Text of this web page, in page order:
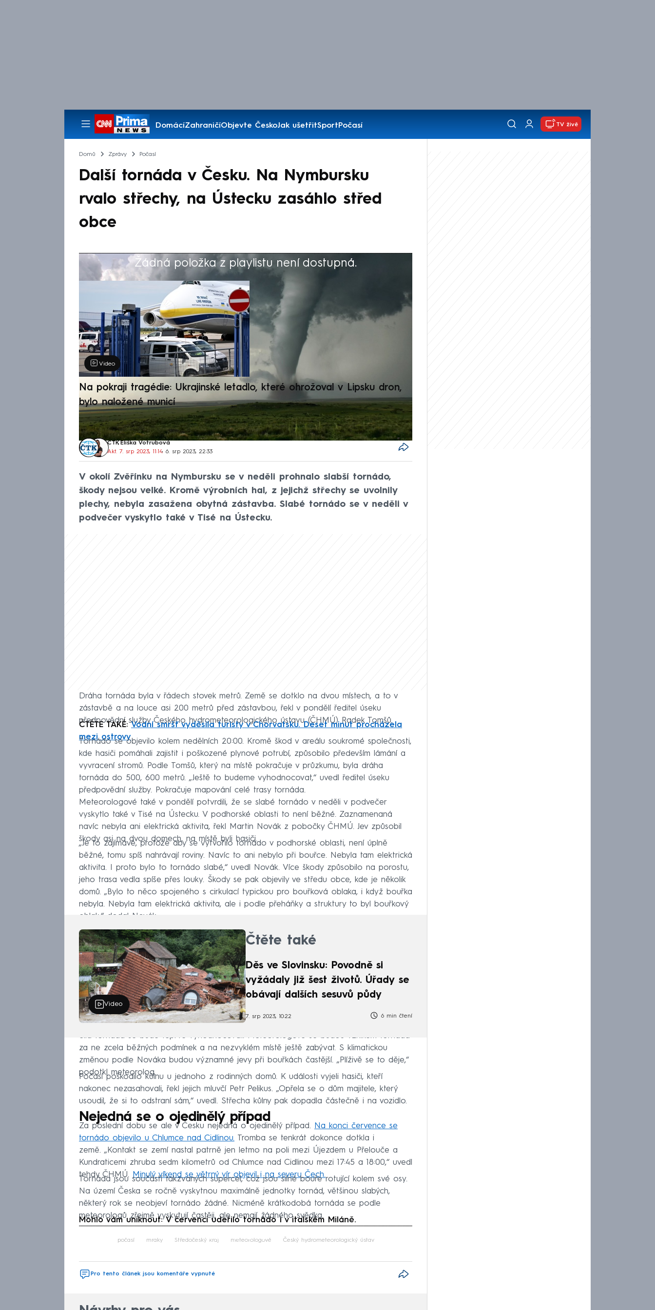
DomácíZahraničíObjevte ČeskoJak ušetřitSportPočasí
Pořady
TV živě
Domů Zprávy Počasí
Další tornáda v Česku. Na Nymbursku
rvalo střechy, na Ústecku zasáhlo střed
obce
Žádná položka z playlistu není dostupná.
Výběr redakce
Video
Na pokraji tragédie: Ukrajinské letadlo, které ohrožoval v Lipsku dron,
bylo naložené municí
ČTK, Eliška Votrubová
Akt. 7. srp 2023, 11:14• 6. srp 2023, 22:33
V okolí Zvěřínku na Nymbursku se v neděli prohnalo slabší tornádo,
škody nejsou velké. Kromě výrobních hal, z jejichž střechy se uvolnily
plechy, nebyla zasažena obytná zástavba. Slabé tornádo se v neděli v
podvečer vyskytlo také v Tisé na Ústecku.
Dráha tornáda byla v řádech stovek metrů. Země se dotklo na dvou místech, a to v
zástavbě a na louce asi 200 metrů před zástavbou, řekl v pondělí ředitel úseku
předpovědní služby Českého hydrometeorologického ústavu (ČHMÚ) Radek Tomšů.
ČTĚTE TAKÉ:Vodní smršť vyděsila turisty v Chorvatsku. Deset minut procházela
mezi ostrovy
Tornádo se objevilo kolem nedělních 20:00. Kromě škod v areálu soukromé společnosti,
kde hasiči pomáhali zajistit i poškozené plynové potrubí, způsobilo především lámání a
vyvracení stromů. Podle Tomšů, který na místě pokračuje v průzkumu, byla dráha
tornáda do 500, 600 metrů. „Ještě to budeme vyhodnocovat,“ uvedl ředitel úseku
předpovědní služby. Pokračuje mapování celé trasy tornáda.
Meteorologové také v pondělí potvrdili, že se slabé tornádo v neděli v podvečer
vyskytlo také v Tisé na Ústecku. V podhorské oblasti to není běžné. Zaznamenaná
navíc nebyla ani elektrická aktivita, řekl Martin Novák z pobočky ČHMÚ. Jev způsobil
škody asi na dvou domech, na místě byli hasiči.
„Je to zajímavé, protože aby se vytvořilo tornádo v podhorské oblasti, není úplně
běžné, tomu spíš nahrávají roviny. Navíc to ani nebylo při bouřce. Nebyla tam elektrická
aktivita. I proto bylo to tornádo slabé,“ uvedl Novák. Více škody způsobilo na porostu,
jeho trasa vedla spíše přes louky. Škody se pak objevily ve středu obce, kde je několik
domů. „Bylo to něco spojeného s cirkulací typickou pro bouřková oblaka, i když bouřka
nebyla. Nebyla tam elektrická aktivita, ale i podle přeháňky a struktury to byl bouřkový
oblak,“ dodal Novák.
Video
Čtěte také
Děs ve Slovinsku: Povodně si
vyžádaly již šest životů. Úřady se
obávají dalších sesuvů půdy
7. srp 2023, 10:22 6 min čtení
Síla tornáda se bude teprve vyhodnocovat. Meteorologové se budou vznikem tornáda
za ne zcela běžných podmínek a na nezvyklém místě ještě zabývat. S klimatickou
změnou podle Nováka budou významné jevy při bouřkách častější. „Plíživě se to děje,“
podotkl meteorolog.
Počasí poškodilo kůlnu u jednoho z rodinných domů. K události vyjeli hasiči, kteří
nakonec nezasahovali, řekl jejich mluvčí Petr Pelikus. „Opřela se o dům majitele, který
usoudil, že si to odstraní sám,“ uvedl. Střecha kůlny pak dopadla částečně i na vozidlo.
Nejedná se o ojedinělý případ
Za poslední dobu se ale v Česku nejedná o ojedinělý případ. Na konci července se
tornádo objevilo u Chlumce nad Cidlinou. Tromba se tenkrát dokonce dotkla i
země. „Kontakt se zemí nastal patrně jen letmo na poli mezi Újezdem u Přelouče a
Kundraticemi zhruba sedm kilometrů od Chlumce nad Cidlinou mezi 17:45 a 18:00,“ uvedl
tehdy ČHMÚ. Minulý víkend se větrný vír objevil i na severu Čech.
Tornáda jsou součástí takzvaných supercel, což jsou silné bouře rotující kolem své osy.
Na území Česka se ročně vyskytnou maximálně jednotky tornád, většinou slabých,
některý rok se neobjeví tornádo žádné. Nicméně krátkodobá tornáda se podle
meteorologů zřejmě vyskytují častěji, ale nemají žádného svědka.
Mohlo vám uniknout: V červenci udeřilo tornádo i v italském Miláně.
Failed to fetch
počasí mraky Středočeský kraj meteorologové Český hydrometeorologický ústav
Pro tento článek jsou komentáře vypnuté